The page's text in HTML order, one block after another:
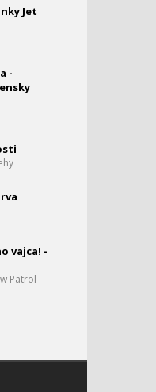
- Čas
5x9 -
5x10 -
- Čo
5x12 -
6x1 -
Jet
-
vajca! -
Patrol